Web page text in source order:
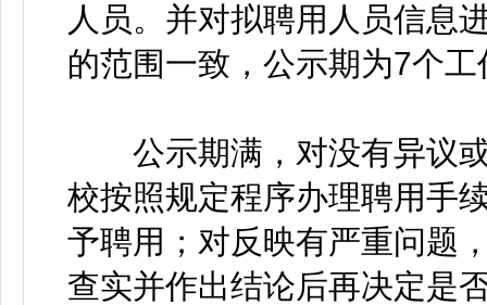
人员。并对拟聘用人员信息
的范围一致，公示期为7个工
公示期满，对没有异议或
校按照规定程序办理聘用手
予聘用；对反映有严重问题
查实并作出结论后再决定是